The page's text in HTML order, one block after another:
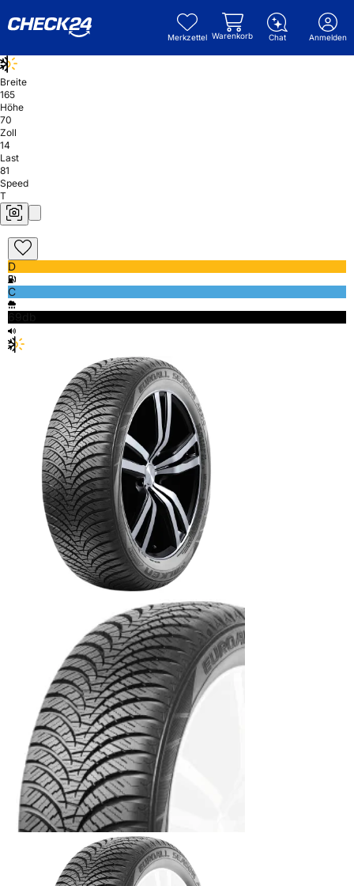
Merkzettel Warenkorb Chat Anmelden
Breite
165
Höhe
70
Zoll
14
Last
81
Speed
T
D
C
69db